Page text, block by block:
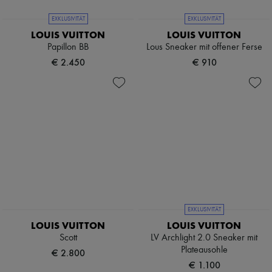
EXKLUSIVITÄT
LOUIS VUITTON
Papillon BB
€ 2.450
EXKLUSIVITÄT
LOUIS VUITTON
Lous Sneaker mit offener Ferse
€ 910
LOUIS VUITTON
Scott
€ 2.800
EXKLUSIVITÄT
LOUIS VUITTON
LV Archlight 2.0 Sneaker mit
Plateausohle
€ 1.100